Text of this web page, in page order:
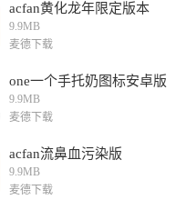
acfan黄化龙年限定版本
9.9MB
麦德下载
one一个手托奶图标安卓版
9.9MB
麦德下载
acfan流鼻血污染版
9.9MB
麦德下载